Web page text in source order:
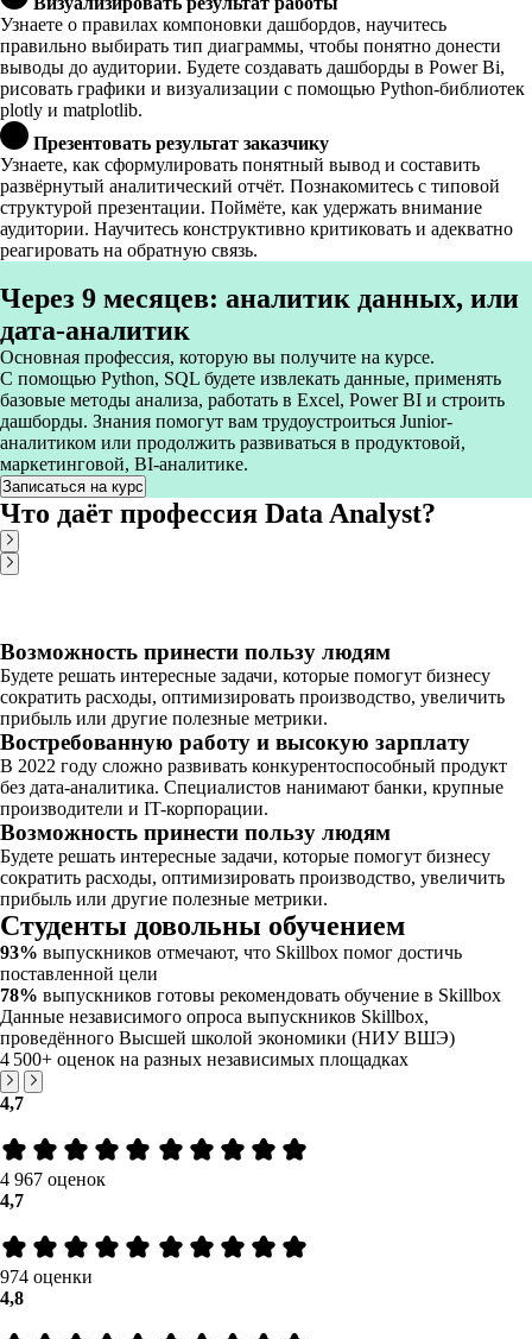
Узнаете о правилах компоновки дашбордов, научитесь
правильно выбирать тип диаграммы, чтобы понятно донести
выводы до аудитории. Будете создавать дашборды в Power Bi,
рисовать графики и визуализации с помощью Python-библиотек
plotly и matplotlib.
Презентовать результат заказчику
Узнаете, как сформулировать понятный вывод и составить
развёрнутый аналитический отчёт. Познакомитесь с типовой
структурой презентации. Поймёте, как удержать внимание
аудитории. Научитесь конструктивно критиковать и адекватно
реагировать на обратную связь.
Через 9 месяцев: аналитик данных, или
дата-аналитик
Основная профессия, которую вы получите на курсе.
С помощью Python, SQL будете извлекать данные, применять
базовые методы анализа, работать в Excel, Power BI и строить
дашборды. Знания помогут вам трудоустроиться Junior-
аналитиком или продолжить развиваться в продуктовой,
маркетинговой, BI-аналитике.
Записаться на курс
Что даёт профессия Data Analyst?
Возможность принести пользу людям
Будете решать интересные задачи, которые помогут бизнесу
сократить расходы, оптимизировать производство, увеличить
прибыль или другие полезные метрики.
Востребованную работу и высокую зарплату
В 2022 году сложно развивать конкурентоспособный продукт
без дата-аналитика. Специалистов нанимают банки, крупные
производители и IT-корпорации.
Возможность принести пользу людям
Будете решать интересные задачи, которые помогут бизнесу
сократить расходы, оптимизировать производство, увеличить
прибыль или другие полезные метрики.
Студенты довольны обучением
93% выпускников отмечают, что Skillbox помог достичь
поставленной цели
78% выпускников готовы рекомендовать обучение в Skillbox
Данные независимого опроса выпускников Skillbox,
проведённого Высшей школой экономики (НИУ ВШЭ)
4 500+ оценок на разных независимых площадках
4,7
4 967 оценок
4,7
974 оценки
4,8